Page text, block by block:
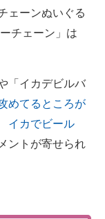
ェーンぬいぐる
チェーン」は
「イカデビルバ
めてるところが
イカでビール
ントが寄せられ